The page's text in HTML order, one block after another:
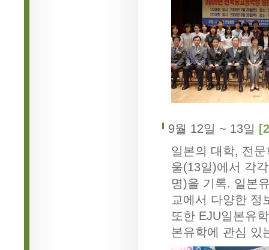
9월 12일 ~ 13일
일본의 대학, 전
울(13일)에서 각
명)을 기록. 일본
교에서 다양한 정
또한 EJU일본유
본유학에 관심 있